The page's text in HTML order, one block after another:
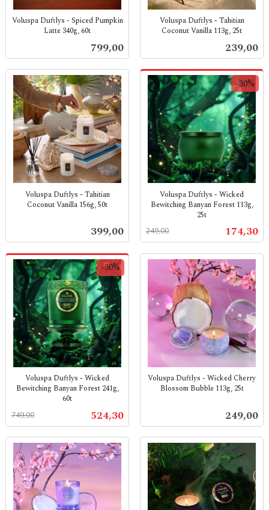
Voluspa Duftlys - Spiced Pumpkin
Latte 340g, 60t
Pris
799,00
Voluspa Duftlys - Tahitian
Coconut Vanilla 113g, 25t
Pris
239,00
Voluspa Duftlys - Tahitian
Coconut Vanilla 156g, 50t
Pris
399,00
Voluspa Duftlys - Wicked
Bewitching Banyan Forest 113g,
25t
Tilbud
174,30
249,00
-30%
mva.
Voluspa Duftlys - Wicked
Bewitching Banyan Forest 241g,
60t
Tilbud
524,30
749,00
-30%
mva.
Voluspa Duftlys - Wicked Cherry
Blossom Bubble 113g, 25t
Pris
249,00